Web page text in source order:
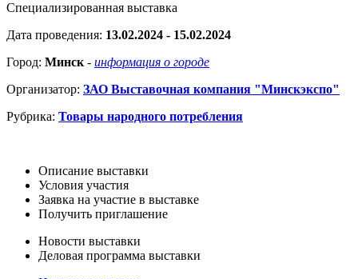
Специализированная выставка
Дата проведения: 13.02.2024 - 15.02.2024
Город: Минск - информация о городе
Организатор: ЗАО Выставочная компания "Минскэкспо"
Рубрика: Товары народного потребления
Описание выставки
Условия участия
Заявка на участие в выставке
Получить приглашение
Новости выставки
Деловая программа выставки